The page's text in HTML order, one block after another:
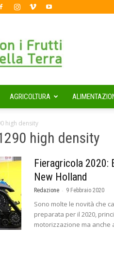
AGRICOLTURA
high density
high density
Fieragricola 2020:
New Holland
Redazione - 9 Febbraio 2020
Sono molte le novità che
preparata per il 2020,
motorizzazione ma anche